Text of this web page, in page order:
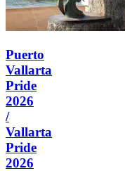
Puerto
Vallarta
Pride
2026
/
Vallarta
Pride
2026